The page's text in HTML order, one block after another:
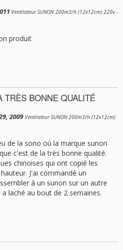
Ventilateur SUNON 200m3/h (12x12cm) 220v -
produit
TRÈS BONNE QUALITÉ
2009 Ventilateur SUNON 200m3/h (12x12cm)
de la sono où la marque sunon
c'est de la très bonne qualité.
chinoises qui ont copié les
J'ai commandé un
à un sunon sur un autre
laché au bout de 2 semaines.